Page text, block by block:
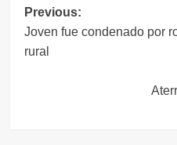
Navegación
de
Previous:
Joven fue condenado por
rural